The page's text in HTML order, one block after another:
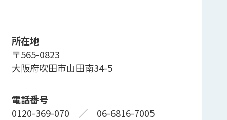
所在地
〒565-0823
大阪府吹田市山田南34-5
電話番号
0120-369-070 ／ 06-6816-7005